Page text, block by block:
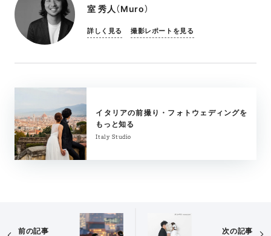
室 秀人（Muro）
詳しく見る 撮影レポートを見る
イタリアの前撮り・フォトウェディングを
もっと知る
Italy Studio
前の記事 次の記事